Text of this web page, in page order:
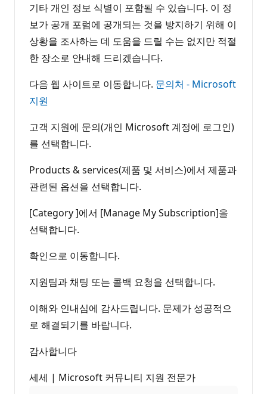
기타 개인 정보 식별이 포함될 수 있습니다. 이 정
보가 공개 포럼에 공개되는 것을 방지하기 위해 이
상황을 조사하는 데 도움을 드릴 수는 없지만 적절
한 장소로 안내해 드리겠습니다.
다음 웹 사이트로 이동합니다. 문의처 - Microsoft
지원
고객 지원에 문의(개인 Microsoft 계정에 로그인)
를 선택합니다.
Products & services(제품 및 서비스)에서 제품과
관련된 옵션을 선택합니다.
[Category ]에서 [Manage My Subscription]을
선택합니다.
확인으로 이동합니다.
지원팀과 채팅 또는 콜백 요청을 선택합니다.
이해와 인내심에 감사드립니다. 문제가 성공적으
로 해결되기를 바랍니다.
감사합니다
세세 | Microsoft 커뮤니티 지원 전문가